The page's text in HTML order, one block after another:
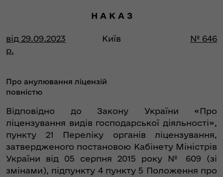
Н А К А З
від 29.09.2023
р.
Київ № 646
Про анулювання ліцензій
повністю
Відповідно до Закону України «Про
ліцензування видів господарської діяльності»,
пункту 21 Переліку органів ліцензування,
затвердженого постановою Кабінету Міністрів
України від 05 серпня 2015 року № 609 (зі
змінами), підпункту 4 пункту 5 Положення про